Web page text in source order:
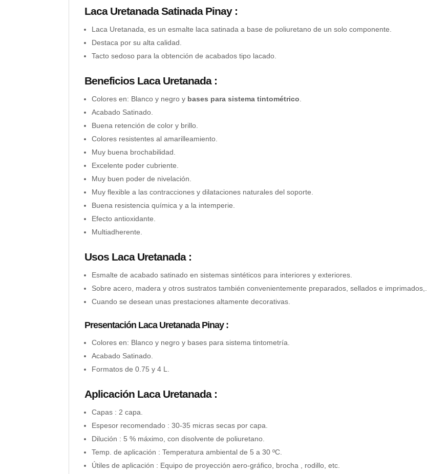
Laca Uretanada Satinada Pinay :
Laca Uretanada, es un esmalte laca satinada a base de poliuretano de un solo componente.
Destaca por su alta calidad.
Tacto sedoso para la obtención de acabados tipo lacado.
Beneficios Laca Uretanada :
Colores en: Blanco y negro y bases para sistema tintométrico.
Acabado Satinado.
Buena retención de color y brillo.
Colores resistentes al amarilleamiento.
Muy buena brochabilidad.
Excelente poder cubriente.
Muy buen poder de nivelación.
Muy flexible a las contracciones y dilataciones naturales del soporte.
Buena resistencia química y a la intemperie.
Efecto antioxidante.
Multiadherente.
Usos Laca Uretanada :
Esmalte de acabado satinado en sistemas sintéticos para interiores y exteriores.
Sobre acero, madera y otros sustratos también convenientemente preparados, sellados e imprimados,.
Cuando se desean unas prestaciones altamente decorativas.
Presentación Laca Uretanada Pinay :
Colores en: Blanco y negro y bases para sistema tintometría.
Acabado Satinado.
Formatos de 0.75 y 4 L.
Aplicación Laca Uretanada :
Capas : 2 capa.
Espesor recomendado : 30-35 micras secas por capa.
Dilución : 5 % máximo, con disolvente de poliuretano.
Temp. de aplicación : Temperatura ambiental de 5 a 30 ºC.
Útiles de aplicación : Equipo de proyección aero-gráfico, brocha , rodillo, etc.